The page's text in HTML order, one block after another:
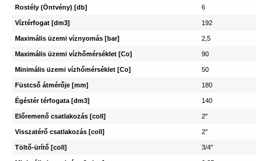
Rostély (Öntvény) [db] 6
Víztérfogat [dm3] 192
Maximális üzemi víznyomás [bar] 2,5
Maximális üzemi vízhőmérséklet [Co] 90
Minimális üzemi vízhőmérséklet [Co] 50
Füstcső átmérője [mm] 180
Égéstér térfogata [dm3] 140
Előremenő csatlakozás [coll] 2"
Visszatérő csatlakozás [coll] 2"
Töltő-ürítő [coll] 3/4"